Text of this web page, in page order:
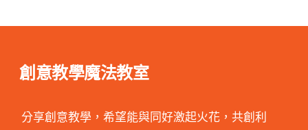
創意教學魔法教室
分享創意教學，希望能與同好激起火花，共創利